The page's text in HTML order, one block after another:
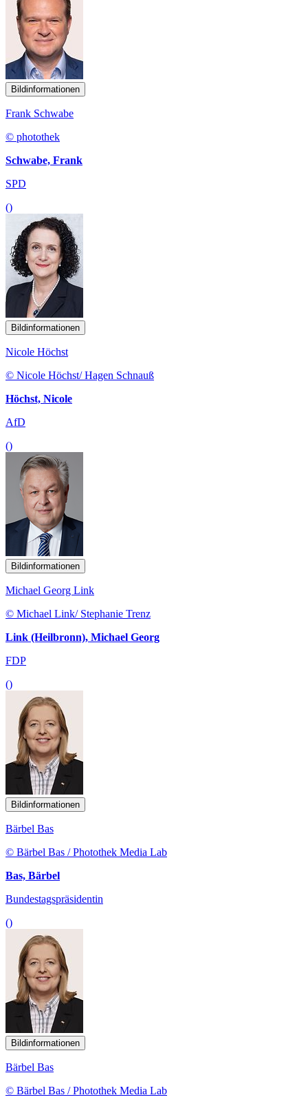
Bildinformationen
Frank Schwabe
© photothek
Schwabe, Frank
SPD
()
Bildinformationen
Nicole Höchst
© Nicole Höchst/ Hagen Schnauß
Höchst, Nicole
AfD
()
Bildinformationen
Michael Georg Link
© Michael Link/ Stephanie Trenz
Link (Heilbronn), Michael Georg
FDP
()
Bildinformationen
Bärbel Bas
© Bärbel Bas / Photothek Media Lab
Bas, Bärbel
Bundestagspräsidentin
()
Bildinformationen
Bärbel Bas
© Bärbel Bas / Photothek Media Lab